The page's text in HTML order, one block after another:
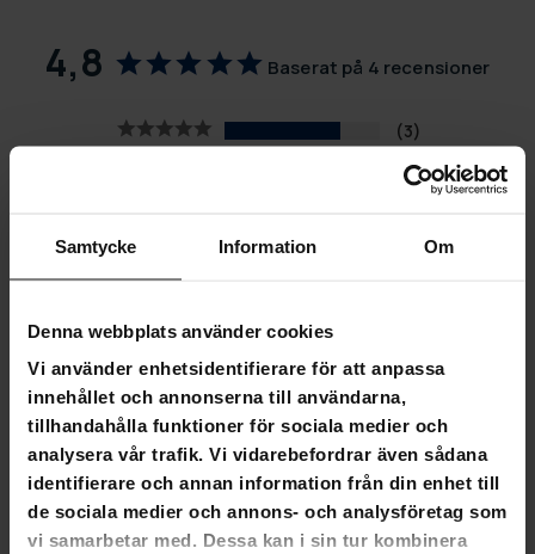
Samtycke Information Om
Denna webbplats använder cookies
Vi använder enhetsidentifierare för att anpassa
innehållet och annonserna till användarna,
tillhandahålla funktioner för sociala medier och
analysera vår trafik. Vi vidarebefordrar även sådana
identifierare och annan information från din enhet till
de sociala medier och annons- och analysföretag som
vi samarbetar med. Dessa kan i sin tur kombinera
4,8 Baserat på 4 recensioner
3
0
STÄLL EN FRÅGA
Recensioner Frågor